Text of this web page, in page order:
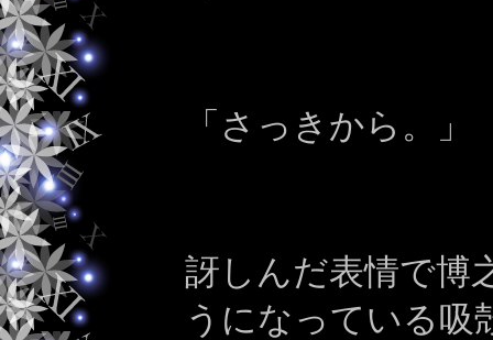
「さっきから。」
訝しんだ表情で博
うになっている吸